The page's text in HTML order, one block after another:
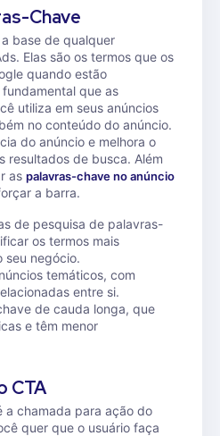
Chave
base de qualquer
Elas são os termos que os
quando estão
que as
utiliza em seus anúncios
no conteúdo do anúncio.
do anúncio e melhora o
resultados de busca. Além
as palavras-chave no anúncio
a barra.
de pesquisa de palavras-
os termos mais
seu negócio.
temáticos, com
entre si.
de cauda longa, que
e têm menor
CTA
a chamada para ação do
quer que o usuário faça